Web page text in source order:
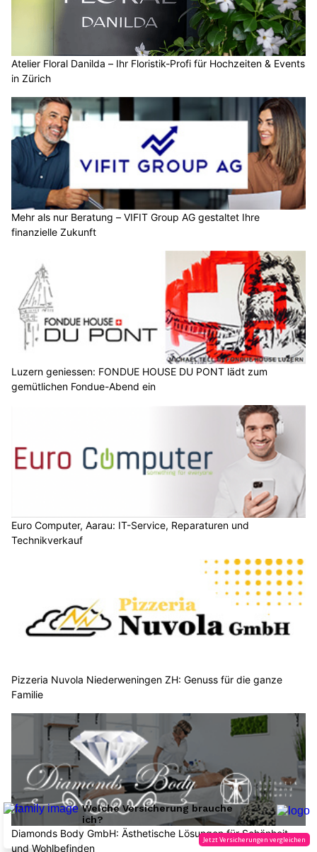
Atelier Floral Danilda – Ihr Floristik-Profi für Hochzeiten & Events
in Zürich
Mehr als nur Beratung – VIFIT Group AG gestaltet Ihre
finanzielle Zukunft
Luzern geniessen: FONDUE HOUSE DU PONT lädt zum
gemütlichen Fondue-Abend ein
Euro Computer, Aarau: IT-Service, Reparaturen und
Technikverkauf
Pizzeria Nuvola Niederweningen ZH: Genuss für die ganze
Familie
Diamonds Body GmbH: Ästhetische Lösungen für Schönheit
und Wohlbefinden